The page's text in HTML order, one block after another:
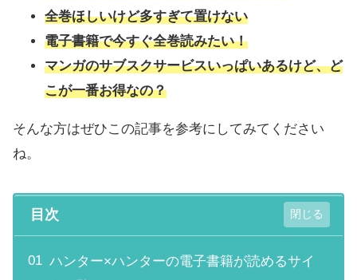
全巻ほしいけど多すぎて置けない
電子書籍で今すぐ全巻読みたい！
マンガのサブスクサービスいっぱいあるけど、ど
こが一番お得なの？
そんな方はぜひこの記事を参考にしてみてください
ね。
目次
ハンター×ハンターの電子書籍が読めるサイ